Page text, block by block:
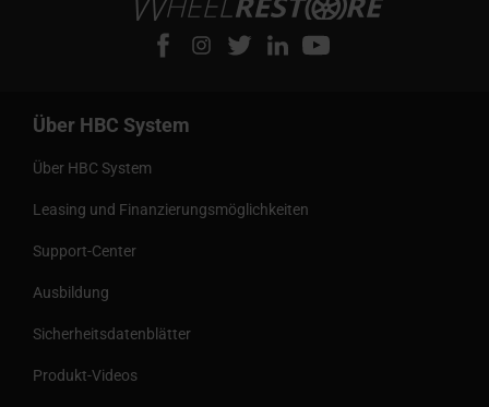
Über HBC System
Über HBC System
Leasing und Finanzierungsmöglichkeiten
Support-Center
Ausbildung
Sicherheitsdatenblätter
Produkt-Videos